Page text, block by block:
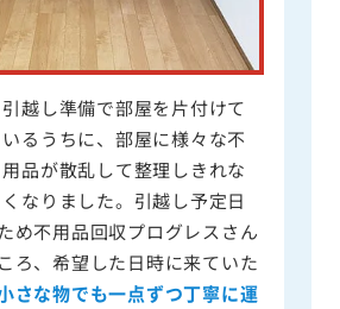
引越し準備で部屋を片付けて
いるうちに、部屋に様々な不
用品が散乱して整理しきれな
くなりました。引越し予定日
め不用品回収プログレスさん
ろ、希望した日時に来ていた
さな物でも一点ずつ丁寧に運